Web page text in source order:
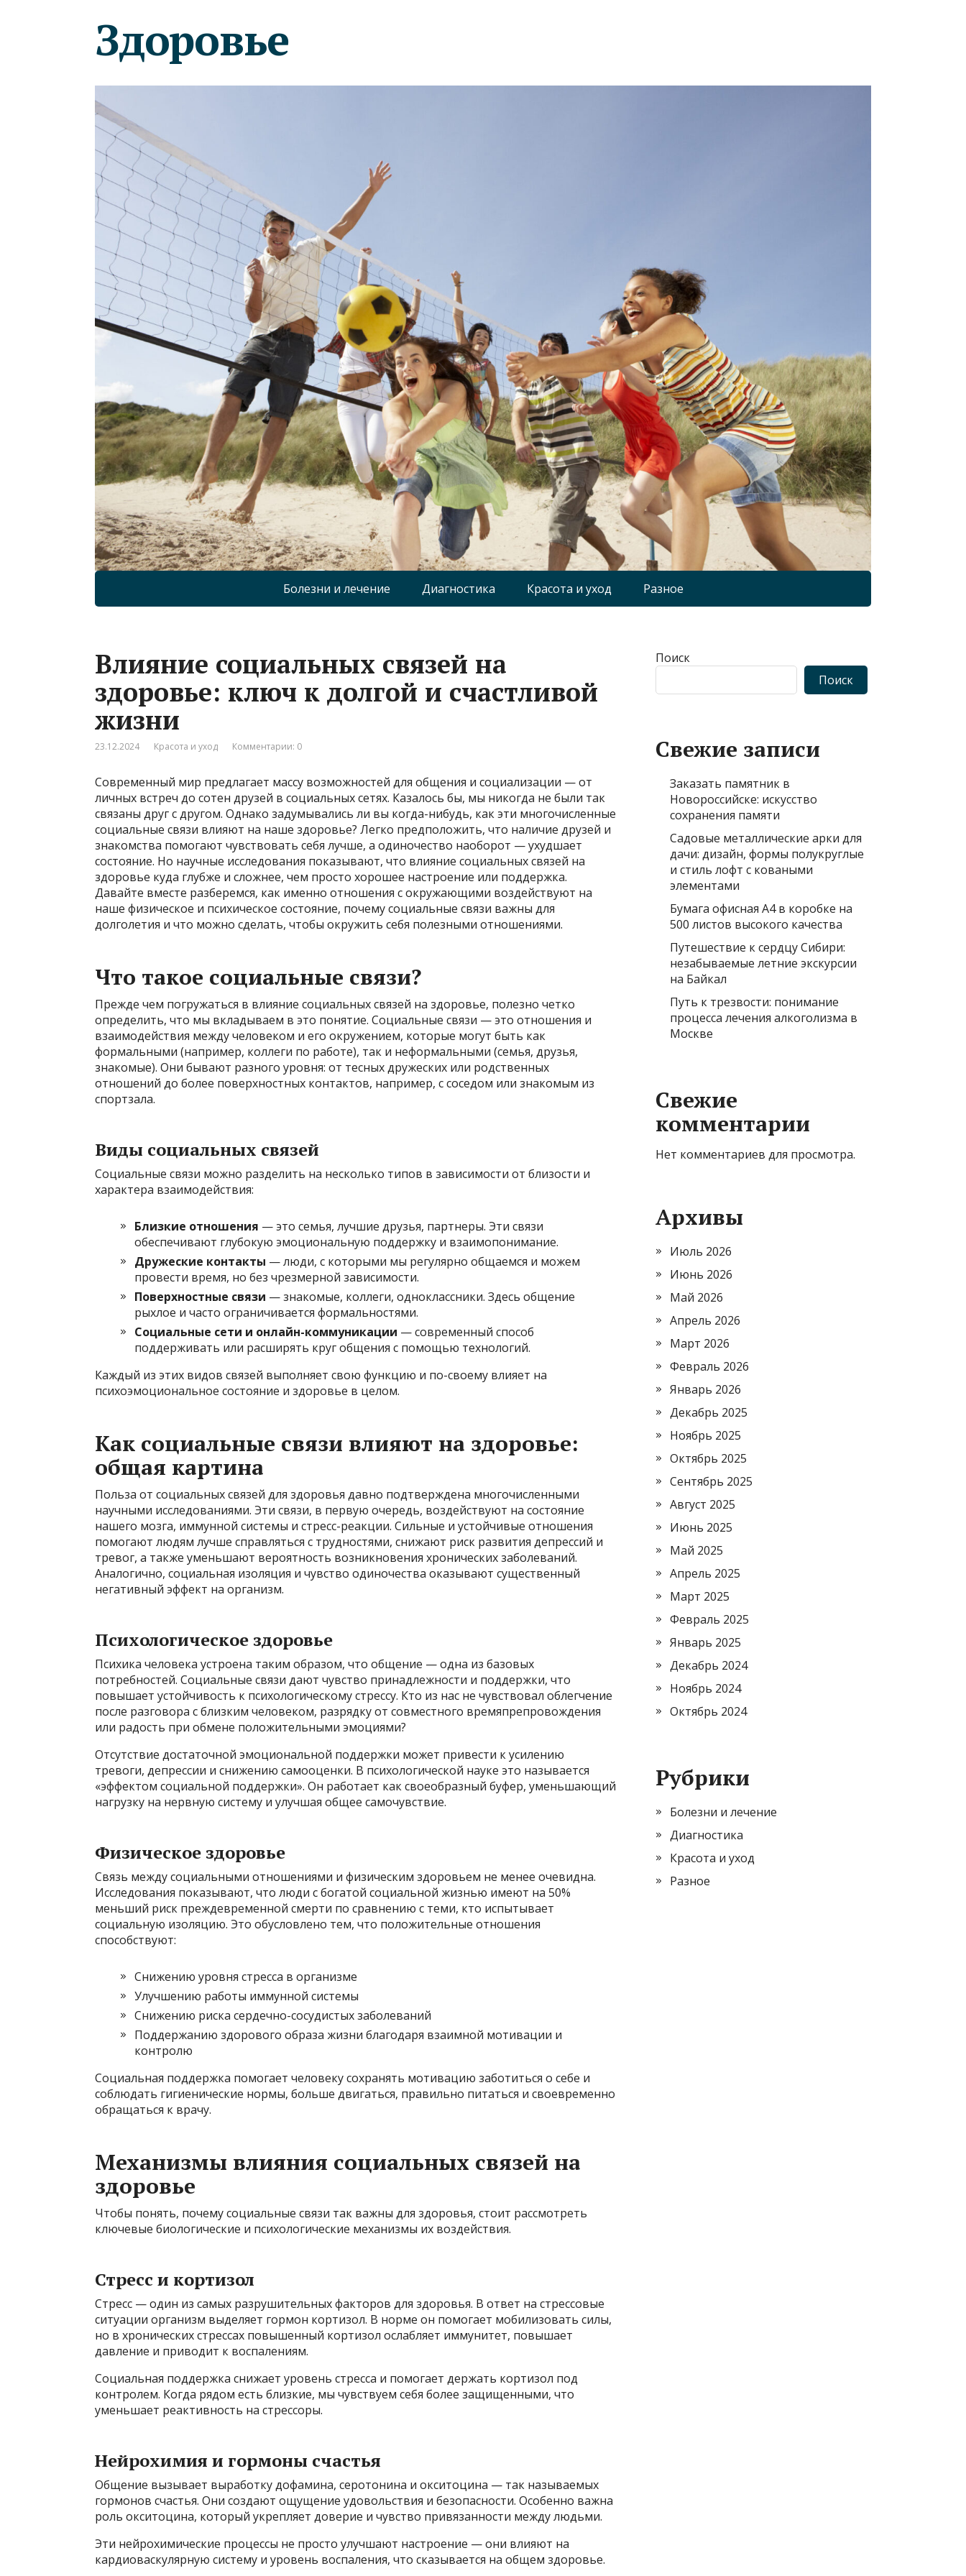
Здоровье
Болезни и лечение Диагностика Красота и уход Разное
Влияние социальных связей на
здоровье: ключ к долгой и счастливой
жизни
23.12.2024 Красота и уход Комментарии: 0
Современный мир предлагает массу возможностей для общения и социализации — от
личных встреч до сотен друзей в социальных сетях. Казалось бы, мы никогда не были так
связаны друг с другом. Однако задумывались ли вы когда-нибудь, как эти многочисленные
социальные связи влияют на наше здоровье? Легко предположить, что наличие друзей и
знакомства помогают чувствовать себя лучше, а одиночество наоборот — ухудшает
состояние. Но научные исследования показывают, что влияние социальных связей на
здоровье куда глубже и сложнее, чем просто хорошее настроение или поддержка.
Давайте вместе разберемся, как именно отношения с окружающими воздействуют на
наше физическое и психическое состояние, почему социальные связи важны для
долголетия и что можно сделать, чтобы окружить себя полезными отношениями.
Что такое социальные связи?
Прежде чем погружаться в влияние социальных связей на здоровье, полезно четко
определить, что мы вкладываем в это понятие. Социальные связи — это отношения и
взаимодействия между человеком и его окружением, которые могут быть как
формальными (например, коллеги по работе), так и неформальными (семья, друзья,
знакомые). Они бывают разного уровня: от тесных дружеских или родственных
отношений до более поверхностных контактов, например, с соседом или знакомым из
спортзала.
Виды социальных связей
Социальные связи можно разделить на несколько типов в зависимости от близости и
характера взаимодействия:
Близкие отношения — это семья, лучшие друзья, партнеры. Эти связи
обеспечивают глубокую эмоциональную поддержку и взаимопонимание.
Дружеские контакты — люди, с которыми мы регулярно общаемся и можем
провести время, но без чрезмерной зависимости.
Поверхностные связи — знакомые, коллеги, одноклассники. Здесь общение
рыхлое и часто ограничивается формальностями.
Социальные сети и онлайн-коммуникации — современный способ
поддерживать или расширять круг общения с помощью технологий.
Каждый из этих видов связей выполняет свою функцию и по-своему влияет на
психоэмоциональное состояние и здоровье в целом.
Как социальные связи влияют на здоровье:
общая картина
Польза от социальных связей для здоровья давно подтверждена многочисленными
научными исследованиями. Эти связи, в первую очередь, воздействуют на состояние
нашего мозга, иммунной системы и стресс-реакции. Сильные и устойчивые отношения
помогают людям лучше справляться с трудностями, снижают риск развития депрессий и
тревог, а также уменьшают вероятность возникновения хронических заболеваний.
Аналогично, социальная изоляция и чувство одиночества оказывают существенный
негативный эффект на организм.
Психологическое здоровье
Психика человека устроена таким образом, что общение — одна из базовых
потребностей. Социальные связи дают чувство принадлежности и поддержки, что
повышает устойчивость к психологическому стрессу. Кто из нас не чувствовал облегчение
после разговора с близким человеком, разрядку от совместного времяпрепровождения
или радость при обмене положительными эмоциями?
Отсутствие достаточной эмоциональной поддержки может привести к усилению
тревоги, депрессии и снижению самооценки. В психологической науке это называется
«эффектом социальной поддержки». Он работает как своеобразный буфер, уменьшающий
нагрузку на нервную систему и улучшая общее самочувствие.
Физическое здоровье
Связь между социальными отношениями и физическим здоровьем не менее очевидна.
Исследования показывают, что люди с богатой социальной жизнью имеют на 50%
меньший риск преждевременной смерти по сравнению с теми, кто испытывает
социальную изоляцию. Это обусловлено тем, что положительные отношения
способствуют:
Снижению уровня стресса в организме
Улучшению работы иммунной системы
Снижению риска сердечно-сосудистых заболеваний
Поддержанию здорового образа жизни благодаря взаимной мотивации и
контролю
Социальная поддержка помогает человеку сохранять мотивацию заботиться о себе и
соблюдать гигиенические нормы, больше двигаться, правильно питаться и своевременно
обращаться к врачу.
Механизмы влияния социальных связей на
здоровье
Чтобы понять, почему социальные связи так важны для здоровья, стоит рассмотреть
ключевые биологические и психологические механизмы их воздействия.
Стресс и кортизол
Стресс — один из самых разрушительных факторов для здоровья. В ответ на стрессовые
ситуации организм выделяет гормон кортизол. В норме он помогает мобилизовать силы,
но в хронических стрессах повышенный кортизол ослабляет иммунитет, повышает
давление и приводит к воспалениям.
Социальная поддержка снижает уровень стресса и помогает держать кортизол под
контролем. Когда рядом есть близкие, мы чувствуем себя более защищенными, что
уменьшает реактивность на стрессоры.
Нейрохимия и гормоны счастья
Общение вызывает выработку дофамина, серотонина и окситоцина — так называемых
гормонов счастья. Они создают ощущение удовольствия и безопасности. Особенно важна
роль окситоцина, который укрепляет доверие и чувство привязанности между людьми.
Эти нейрохимические процессы не просто улучшают настроение — они влияют на
кардиоваскулярную систему и уровень воспаления, что сказывается на общем здоровье.
Поиск
Поиск
Свежие записи
Заказать памятник в
Новороссийске: искусство
сохранения памяти
Садовые металлические арки для
дачи: дизайн, формы полукруглые
и стиль лофт с коваными
элементами
Бумага офисная А4 в коробке на
500 листов высокого качества
Путешествие к сердцу Сибири:
незабываемые летние экскурсии
на Байкал
Путь к трезвости: понимание
процесса лечения алкоголизма в
Москве
Свежие
комментарии
Нет комментариев для просмотра.
Архивы
Июль 2026
Июнь 2026
Май 2026
Апрель 2026
Март 2026
Февраль 2026
Январь 2026
Декабрь 2025
Ноябрь 2025
Октябрь 2025
Сентябрь 2025
Август 2025
Июнь 2025
Май 2025
Апрель 2025
Март 2025
Февраль 2025
Январь 2025
Декабрь 2024
Ноябрь 2024
Октябрь 2024
Рубрики
Болезни и лечение
Диагностика
Красота и уход
Разное